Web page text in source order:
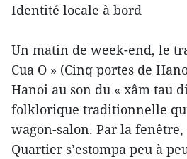
Identité locale à bord
Un matin de week-end, le
Cua O » (Cinq portes de
Hanoi au son du « xâm tau
folklorique traditionnelle
wagon-salon. Par la
Quartier s’estompa peu à